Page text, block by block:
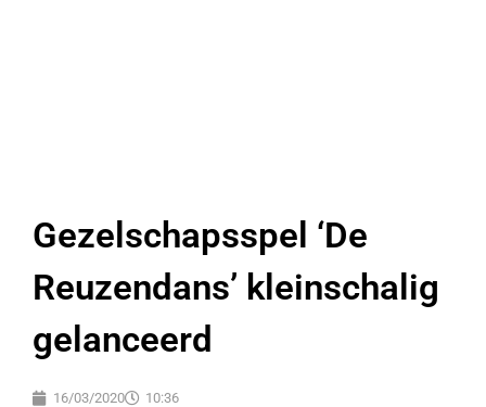
Gezelschapsspel ‘De
Reuzendans’ kleinschalig
gelanceerd
16/03/2020 10:36